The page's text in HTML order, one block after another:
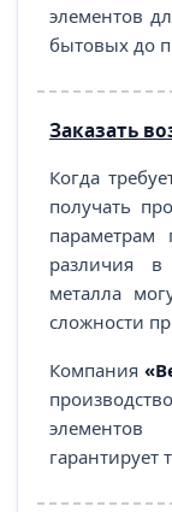
элементов
бытовых до
Заказать
Когда
получать
параметрам
различия в
металла
сложности
Компания
гарантирует